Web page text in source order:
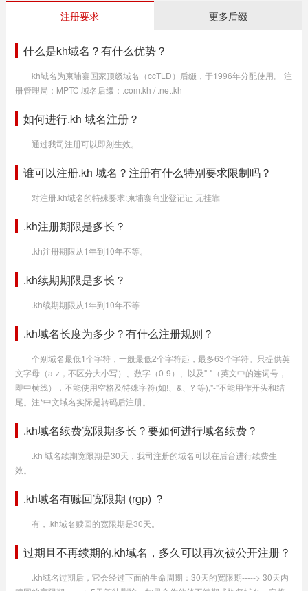
注册要求 更多后缀
什么是kh域名？有什么优势？
kh域名为柬埔寨国家顶级域名（ccTLD）后缀，于1996年分配使用。 注
册管理局：MPTC 域名后缀：.com.kh / .net.kh
如何进行.kh 域名注册？
通过我司注册可以即刻生效。
谁可以注册.kh 域名？注册有什么特别要求限制吗？
对注册.kh域名的特殊要求:柬埔寨商业登记证 无挂靠
.kh注册期限是多长？
.kh注册期限从1年到10年不等。
.kh续期期限是多长？
.kh续期期限从1年到10年不等
.kh域名长度为多少？有什么注册规则？
个别域名最低1个字符，一般最低2个字符起，最多63个字符。只提供英
文字母（a-z，不区分大小写）、数字（0-9）、以及"-"（英文中的连词号，
即中横线），不能使用空格及特殊字符(如!、&、? 等),"-"不能用作开头和结
尾。注*中文域名实际是转码后注册。
.kh域名续费宽限期多长？要如何进行域名续费？
.kh 域名续期宽限期是30天，我司注册的域名可以在后台进行续费生
效。
.kh域名有赎回宽限期 (rgp) ？
有，.kh域名赎回的宽限期是30天。
过期且不再续期的.kh域名，多久可以再次被公开注册？
.kh域名过期后，它会经过下面的生命周期：30天的宽限期-----> 30天内